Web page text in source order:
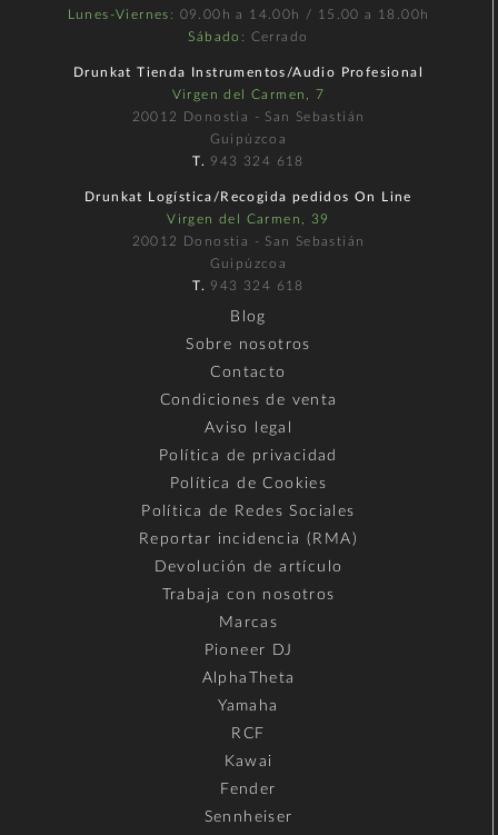
Lunes-Viernes : 09.00h a 14.00h / 15.00 a 18.00h
Sábado : Cerrado
Drunkat Tienda Instrumentos/Audio Profesional
Virgen del Carmen, 7
20012 Donostia - San Sebastián
Guipúzcoa
T. 943 324 618
Drunkat Logística/Recogida pedidos On Line
Virgen del Carmen, 39
20012 Donostia - San Sebastián
Guipúzcoa
T. 943 324 618
Blog
Sobre nosotros
Contacto
Condiciones de venta
Aviso legal
Política de privacidad
Política de Cookies
Política de Redes Sociales
Reportar incidencia (RMA)
Devolución de artículo
Trabaja con nosotros
Marcas
Pioneer DJ
AlphaTheta
Yamaha
RCF
Kawai
Fender
Sennheiser